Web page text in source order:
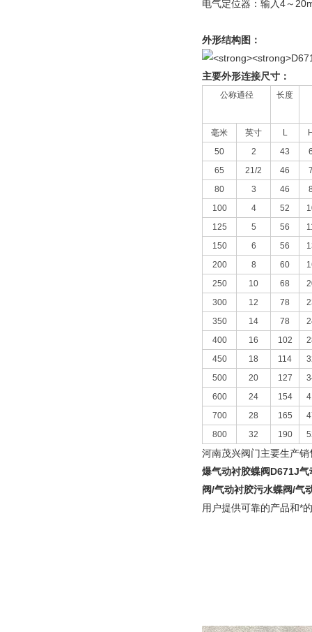
电气定位器：输入4～
外形结构图：
主要外形连接尺寸：
公称通径 长度
毫米 英寸 L
50
2 43
65
21/2 46
80
3 46
100
4 52
125
5 56
150
6 56
200
8 60
250
10 68
300
12 78
350
14 78
400
16 102
450
18 114
500
20 127
600
24 154
700
28 165
800
32 190
河南茂兴阀门主要生产销
爆气动衬胶蝶阀D671J
阀/气动衬胶污水蝶阀/气
用户提供可靠的产品和*